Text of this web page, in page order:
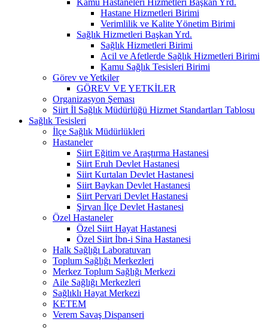
Hastane Hizmetleri Birimi
Verimlilik ve Kalite Yönetim Birimi
Sağlık Hizmetleri Başkan Yrd.
Sağlık Hizmetleri Birimi
Acil ve Afetlerde Sağlık Hizmetleri Birimi
Kamu Sağlık Tesisleri Birimi
Görev ve Yetkiler
GÖREV VE YETKİLER
Organizasyon Şeması
Siirt İl Sağlık Müdürlüğü Hizmet Standartları Tablosu
Sağlık Tesisleri
İlçe Sağlık Müdürlükleri
Hastaneler
Siirt Eğitim ve Araştırma Hastanesi
Siirt Eruh Devlet Hastanesi
Siirt Kurtalan Devlet Hastanesi
Siirt Baykan Devlet Hastanesi
Siirt Pervari Devlet Hastanesi
Şirvan İlçe Devlet Hastanesi
Özel Hastaneler
Özel Siirt Hayat Hastanesi
Özel Siirt İbn-i Sina Hastanesi
Halk Sağlığı Laboratuvarı
Toplum Sağlığı Merkezleri
Merkez Toplum Sağlığı Merkezi
Aile Sağlığı Merkezleri
Sağlıklı Hayat Merkezi
KETEM
Verem Savaş Dispanseri